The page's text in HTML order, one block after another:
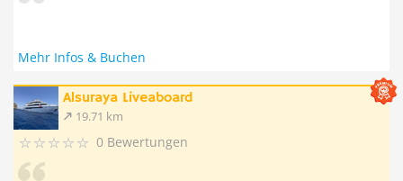
Mehr Infos & Buchen
Alsuraya Liveaboard
19.71 km
0 Bewertungen